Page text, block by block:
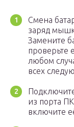
Смена
заряд
Замените
проверьте
любом
всех
из порта
включите